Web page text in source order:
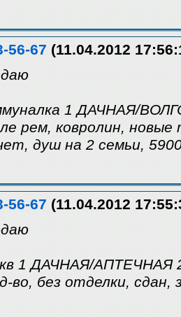
56-67 (11.04.2012
1 ДАЧНАЯ/
рем, ковролин,
душ на 2 семьи,
56-67 (11.04.2012
1 ДАЧНАЯ/АПТЕЧНАЯ
во, без отделки,